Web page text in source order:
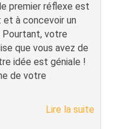
premier réflexe est
à concevoir un
Pourtant, votre
que vous avez de
idée est géniale !
de votre
Lire la suite